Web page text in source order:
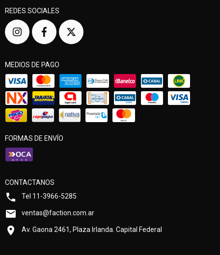
REDES SOCIALES
MEDIOS DE PAGO
FORMAS DE ENVÍO
CONTACTANOS
Tel 11-3966-5285
ventas@faction.com.ar
Av. Gaona 2461, Plaza Irlanda. Capital Federal